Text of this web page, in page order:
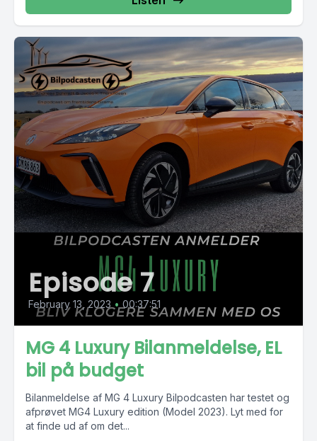
Episode 7
February 13, 2023 • 00:37:51
MG 4 Luxury Bilanmeldelse, EL
bil på budget
Bilanmeldelse af MG 4 Luxury Bilpodcasten har testet og
afprøvet MG4 Luxury edition (Model 2023). Lyt med for
at finde ud af om det...